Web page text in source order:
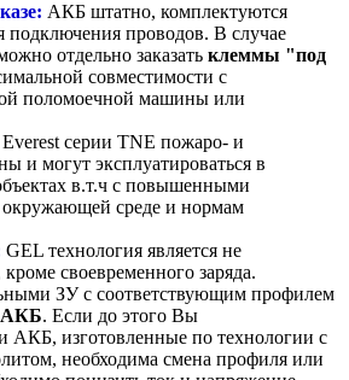
АКБ штатно, комплектуются
подключения проводов. В случае
отдельно заказать клеммы "под
совместимости с
поломоечной машины или
Everest серии TNE пожаро- и
и могут эксплуатироваться в
в.т.ч с повышенными
окружающей среде и нормам
GEL технология является не
своевременного заряда.
ЗУ с соответствующим профилем
АКБ. Если до этого Вы
АКБ, изготовленные по технологии с
необходима смена профиля или